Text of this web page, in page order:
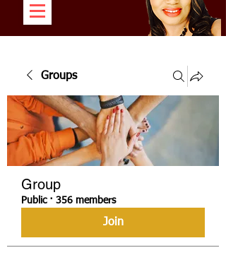
Groups
Group
Public · 356 members
Join